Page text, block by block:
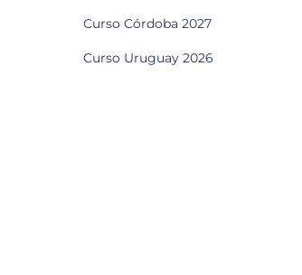
Curso Córdoba 2027
Curso Uruguay 2026